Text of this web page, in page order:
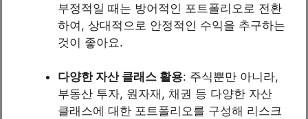
부정적일 때는 방어적인 포트폴리오로 전환
하여, 상대적으로 안정적인 수익을 추구하는
것이 좋아요.
다양한 자산 클래스 활용: 주식뿐만 아니라,
부동산 투자, 원자재, 채권 등 다양한 자산
클래스에 대한 포트폴리오를 구성해 리스크